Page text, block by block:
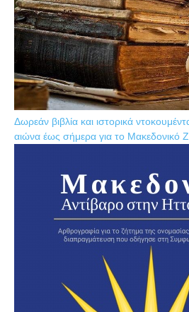
Δωρεάν βιβλία και ιστορικά
αιώνα έως σήμερα για το Μακεδονικό